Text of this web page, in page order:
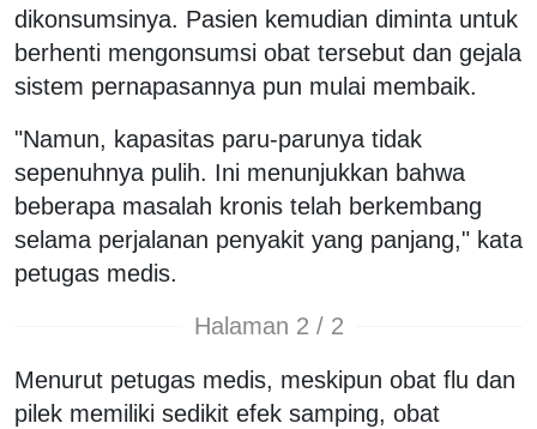
dikonsumsinya. Pasien kemudian diminta untuk
berhenti mengonsumsi obat tersebut dan gejala
sistem pernapasannya pun mulai membaik.
"Namun, kapasitas paru-parunya tidak
sepenuhnya pulih. Ini menunjukkan bahwa
beberapa masalah kronis telah berkembang
selama perjalanan penyakit yang panjang," kata
petugas medis.
Halaman 2 / 2
Menurut petugas medis, meskipun obat flu dan
pilek memiliki sedikit efek samping, obat